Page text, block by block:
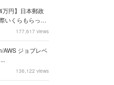
万円】日本郵政
いくらもらって
177,617 views
AWS ジョブレベ
136,122 views